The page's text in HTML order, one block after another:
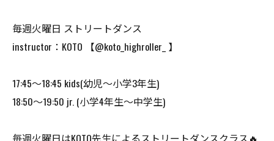
毎週火曜日 ストリートダンス
instructor：KOTO 【@koto_highroller_ 】
17:45〜18:45 kids(幼児〜小学3年生)
18:50〜19:50 jr. (小学4年生〜中学生)